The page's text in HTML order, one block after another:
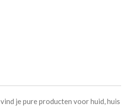
vind je pure producten voor huid, huis